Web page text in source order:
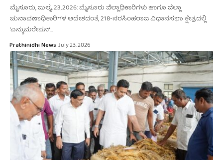
ಮೈಸೂರು, ಜುಲೈ.23,2026: ಮೈಸೂರು ಜಿಲ್ಲಾಧಿಕಾರಿಗಳು ಹಾಗೂ ಜಿಲ್ಲಾ
ಚುನಾವಣಾಧಿಕಾರಿಗಳ ಆದೇಶದಂತೆ, 218-ನರಸಿಂಹರಾಜ ವಿಧಾನಸಭಾ ಕ್ಷೇತ್ರದಲ್ಲಿ
'ಎನ್ಯುಮರೇಷನ್…
Prathinidhi News July 23, 2026